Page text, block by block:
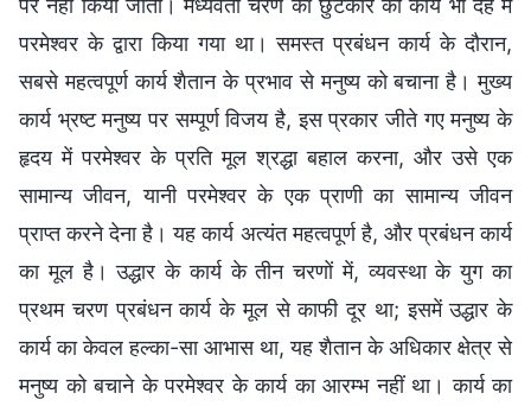
परमेश्वर के द्वारा किया गया था। समस्त प्रबंधन कार्य के दौरान,
सबसे महत्वपूर्ण कार्य शैतान के प्रभाव से मनुष्य को बचाना है। मुख्य
कार्य भ्रष्ट मनुष्य पर सम्पूर्ण विजय है, इस प्रकार जीते गए मनुष्य के
हृदय में परमेश्वर के प्रति मूल श्रद्धा बहाल करना, और उसे एक
सामान्य जीवन, यानी परमेश्वर के एक प्राणी का सामान्य जीवन
प्राप्त करने देना है। यह कार्य अत्यंत महत्वपूर्ण है, और प्रबंधन कार्य
का मूल है। उद्धार के कार्य के तीन चरणों में, व्यवस्था के युग का
प्रथम चरण प्रबंधन कार्य के मूल से काफी दूर था; इसमें उद्धार के
कार्य का केवल हल्का-सा आभास था, यह शैतान के अधिकार क्षेत्र से
मनुष्य को बचाने के परमेश्वर के कार्य का आरम्भ नहीं था। कार्य का